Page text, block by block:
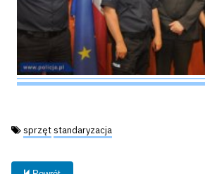
Tagi:
sprzętstandaryzacja